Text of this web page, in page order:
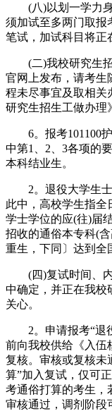
(八)以划一学力身
须加试至多两门取报
笔试，加试科目将正
(二)我校研究生招
官网上发布，请考生
程未尽事宜及取相关
研究生招生工做办理
6。报考101100护
中第1、2、3各项的
本科结业生。
2。退役大学生士
此中，高校学生指全
学士学位的应(往)届
招收的通俗本专科(
重生，下同〕达到全
(四)复试时间、内
中确定，并正在我校
关心。
2。申请报考“退役
前向我校供给《入伍
复核。审核或复核未
算”加入复试，仅可
考通俗打算的考生，
审核通过，调剂阶段